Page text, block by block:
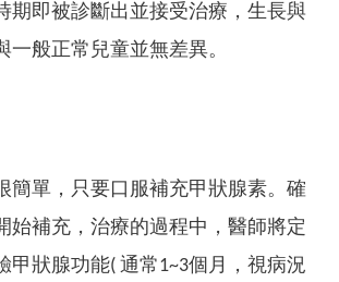
期即被診斷出並接受治療，生長與
一般正常兒童並無差異。
簡單，只要口服補充甲狀腺素。確
始補充，治療的過程中，醫師將定
甲狀腺功能( 通常1~3個月，視病況